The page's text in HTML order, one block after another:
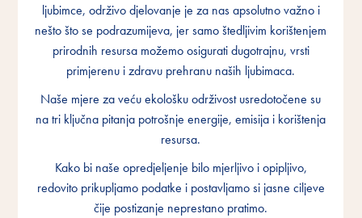
ljubimce, održivo djelovanje je za nas apsolutno važno i
nešto što se podrazumijeva, jer samo štedljivim korištenjem
prirodnih resursa možemo osigurati dugotrajnu, vrsti
primjerenu i zdravu prehranu naših ljubimaca.
Naše mjere za veću ekološku održivost usredotočene su
na tri ključna pitanja potrošnje energije, emisija i korištenja
resursa.
Kako bi naše opredjeljenje bilo mjerljivo i opipljivo,
redovito prikupljamo podatke i postavljamo si jasne ciljeve
čije postizanje neprestano pratimo.
ljubimce, održivo djelovanje je za nas apsolutno važno i
nešto što se podrazumijeva, jer samo štedljivim korištenjem
prirodnih resursa možemo osigurati dugotrajnu, vrsti
primjerenu i zdravu prehranu naših ljubimaca.
Naše mjere za veću ekološku održivost usredotočene su
na tri ključna pitanja potrošnje energije, emisija i korištenja
resursa.
Kako bi naše opredjeljenje bilo mjerljivo i opipljivo,
redovito prikupljamo podatke i postavljamo si jasne ciljeve
čije postizanje neprestano pratimo.
ljubimce, održivo djelovanje je za nas apsolutno važno i
nešto što se podrazumijeva, jer samo štedljivim korištenjem
prirodnih resursa možemo osigurati dugotrajnu, vrsti
primjerenu i zdravu prehranu naših ljubimaca.
Naše mjere za veću ekološku održivost usredotočene su
na tri ključna pitanja potrošnje energije, emisija i korištenja
resursa.
Kako bi naše opredjeljenje bilo mjerljivo i opipljivo,
redovito prikupljamo podatke i postavljamo si jasne ciljeve
čije postizanje neprestano pratimo.